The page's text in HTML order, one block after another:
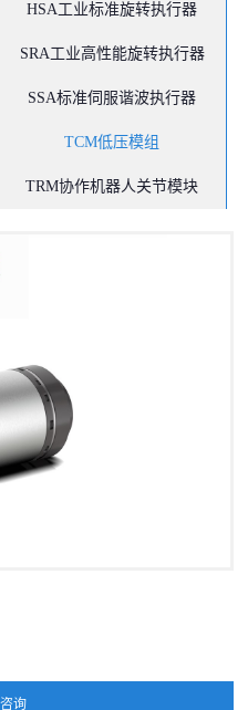
HSA工业标准旋转执行器
SRA工业高性能旋转执行器
SSA标准伺服谐波执行器
TCM低压模组
TRM协作机器人关节模块